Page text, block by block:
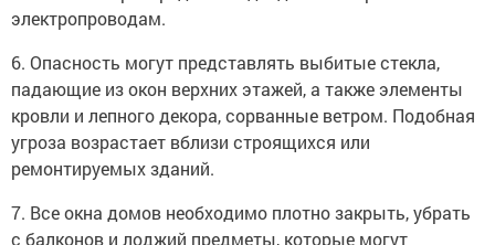
электропроводам.
6. Опасность могут представлять выбитые стекла,
падающие из окон верхних этажей, а также элементы
кровли и лепного декора, сорванные ветром. Подобная
угроза возрастает вблизи строящихся или
ремонтируемых зданий.
7. Все окна домов необходимо плотно закрыть, убрать
с балконов и лоджий предметы, которые могут